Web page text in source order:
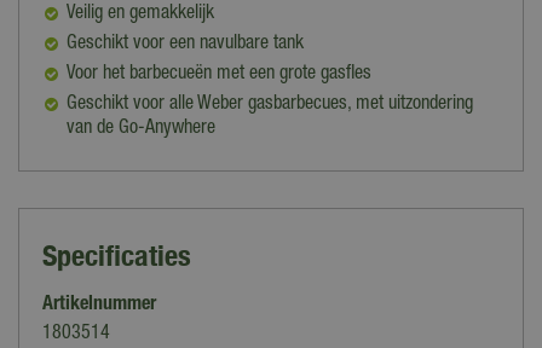
Veilig en gemakkelijk
Geschikt voor een navulbare tank
Voor het barbecueën met een grote gasfles
Geschikt voor alle Weber gasbarbecues, met uitzondering
van de Go-Anywhere
Specificaties
Artikelnummer
1803514